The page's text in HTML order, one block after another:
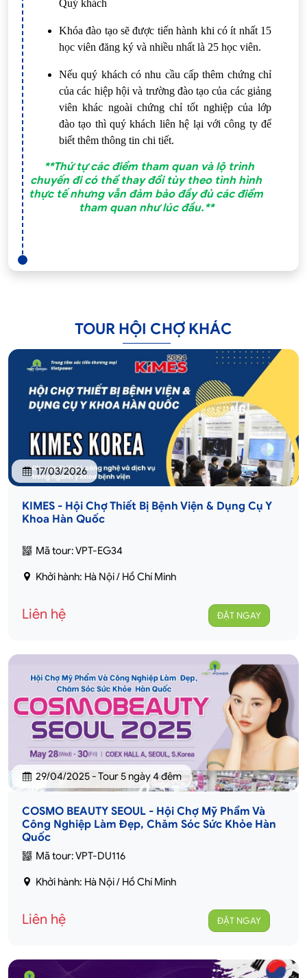
Quý khách
Khóa đào tạo sẽ được tiến hành khi có ít nhất 15
học viên đăng ký và nhiều nhất là 25 học viên.
Nếu quý khách có nhu cầu cấp thêm chứng chỉ
của các hiệp hội và trường đào tạo của các giảng
viên khác ngoài chứng chỉ tốt nghiệp của lớp
đào tạo thì quý khách liên hệ lại với công ty để
biết thêm thông tin chi tiết.
**Thứ tự các điểm tham quan và lộ trình
chuyến đi có thể thay đổi tùy theo tình hình
thực tế nhưng vẫn đảm bảo đầy đủ các điểm
tham quan như lúc đầu.**
TOUR HỘI CHỢ KHÁC
17/03/2026
KIMES - Hội Chợ Thiết Bị Bệnh Viện & Dụng Cụ Y
Khoa Hàn Quốc
Mã tour: VPT-EG34
Khởi hành: Hà Nội / Hồ Chí Minh
Liên hệ ĐẶT NGAY
29/04/2025 - Tour 5 ngày 4 đêm
COSMO BEAUTY SEOUL - Hội Chợ Mỹ Phẩm Và
Công Nghiệp Làm Đẹp, Chăm Sóc Sức Khỏe Hàn
Quốc
Mã tour: VPT-DU116
Khởi hành: Hà Nội / Hồ Chí Minh
Liên hệ ĐẶT NGAY